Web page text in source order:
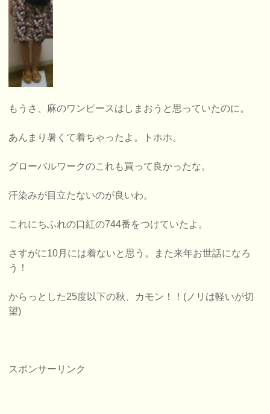
もうさ、麻のワンピースはしまおうと思っていたのに。
あんまり暑くて着ちゃったよ。トホホ。
グローバルワークのこれも買って良かったな。
汗染みが目立たないのが良いわ。
これにちふれの口紅の744番をつけていたよ。
さすがに10月には着ないと思う。また来年お世話になろ
う！
からっとした25度以下の秋、カモン！！(ノリは軽いが切
望)
スポンサーリンク